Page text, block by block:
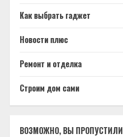
Как выбрать гаджет
Новости плюс
Ремонт и отделка
Строим дом сами
ВОЗМОЖНО, ВЫ ПРОПУСТИЛИ